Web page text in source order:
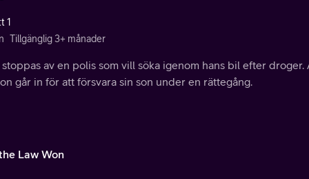
1
Tillgänglig 3+ månader
av en polis som vill söka igenom hans bil efter droger.
går in för att försvara sin son under en rättegång.
Law Won